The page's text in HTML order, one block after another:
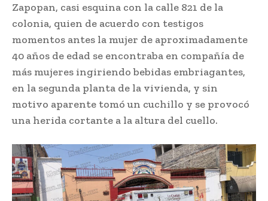
Zapopan, casi esquina con la calle 821 de la
colonia, quien de acuerdo con testigos
momentos antes la mujer de aproximadamente
40 años de edad se encontraba en compañía de
más mujeres ingiriendo bebidas embriagantes,
en la segunda planta de la vivienda, y sin
motivo aparente tomó un cuchillo y se provocó
una herida cortante a la altura del cuello.